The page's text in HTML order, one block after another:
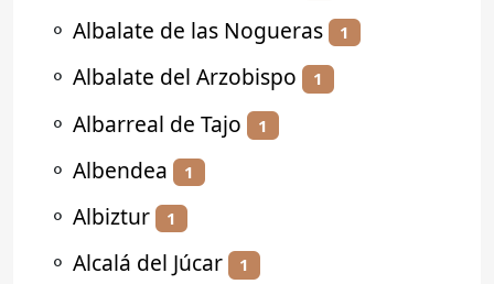
⚬ Albalate de las Nogueras 1
⚬ Albalate del Arzobispo 1
⚬ Albarreal de Tajo 1
⚬ Albendea 1
⚬ Albiztur 1
⚬ Alcalá del Júcar 1